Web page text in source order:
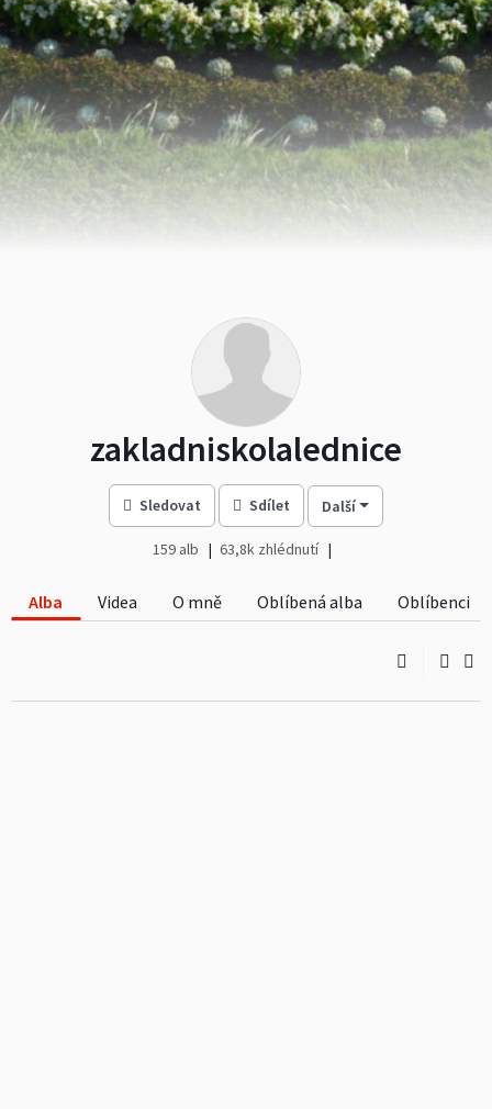
zakladniskolalednice
Sledovat Sdílet Další
159 alb 63,8k zhlédnutí
Alba Videa O mně Oblíbená alba Oblíbenci